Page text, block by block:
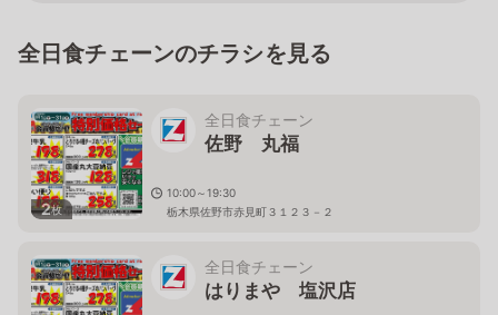
全日食チェーンのチラシを見る
2枚
全日食チェーン
佐野 丸福
10:00～19:30
栃木県佐野市赤見町３１２３－２
全日食チェーン
はりまや 塩沢店